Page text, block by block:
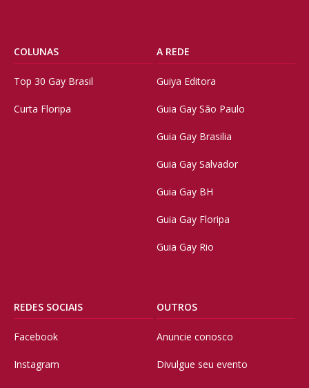
COLUNAS
Top 30 Gay Brasil
Curta Floripa
A REDE
Guiya Editora
Guia Gay São Paulo
Guia Gay Brasilia
Guia Gay Salvador
Guia Gay BH
Guia Gay Floripa
Guia Gay Rio
REDES SOCIAIS
Facebook
Instagram
OUTROS
Anuncie conosco
Divulgue seu evento